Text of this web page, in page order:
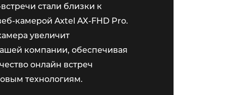
стали близки к
камерой Axtel AX-FHD Pro.
увеличит
компании, обеспечивая
онлайн встреч
технологиям.